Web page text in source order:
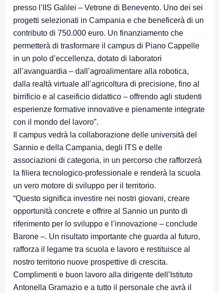
presso l’IIS Galilei – Vetrone di Benevento. Uno dei sei
progetti selezionati in Campania e che beneficerà di un
contributo di 750.000 euro. Un finanziamento che
permetterà di trasformare il campus di Piano Cappelle
in un polo d’eccellenza, dotato di laboratori
all’avanguardia – dall’agroalimentare alla robotica,
dalla realtà virtuale all’agricoltura di precisione, fino al
birrificio e al caseificio didattico – offrendo agli studenti
esperienze formative innovative e pienamente integrate
con il mondo del lavoro”.
Il campus vedrà la collaborazione delle università del
Sannio e della Campania, degli ITS e delle
associazioni di categoria, in un percorso che rafforzerà
la filiera tecnologico-professionale e renderà la scuola
un vero motore di sviluppo per il territorio.
“Questo significa investire nei nostri giovani, creare
opportunità concrete e offrire al Sannio un punto di
riferimento per lo sviluppo e l’innovazione – conclude
Barone –. Un risultato importante che guarda al futuro,
rafforza il legame tra scuola e lavoro e restituisce al
nostro territorio nuove prospettive di crescita.
Complimenti e buon lavoro alla dirigente dell’Istituto
Antonella Gramazio e a tutto il personale che avrà il